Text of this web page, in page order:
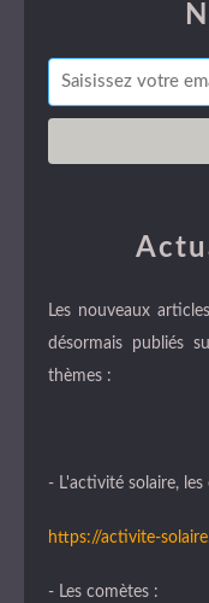
Les nouveaux
désormais publiés
thèmes :
- L'activité solaire, les
https://activite-
- Les comètes :